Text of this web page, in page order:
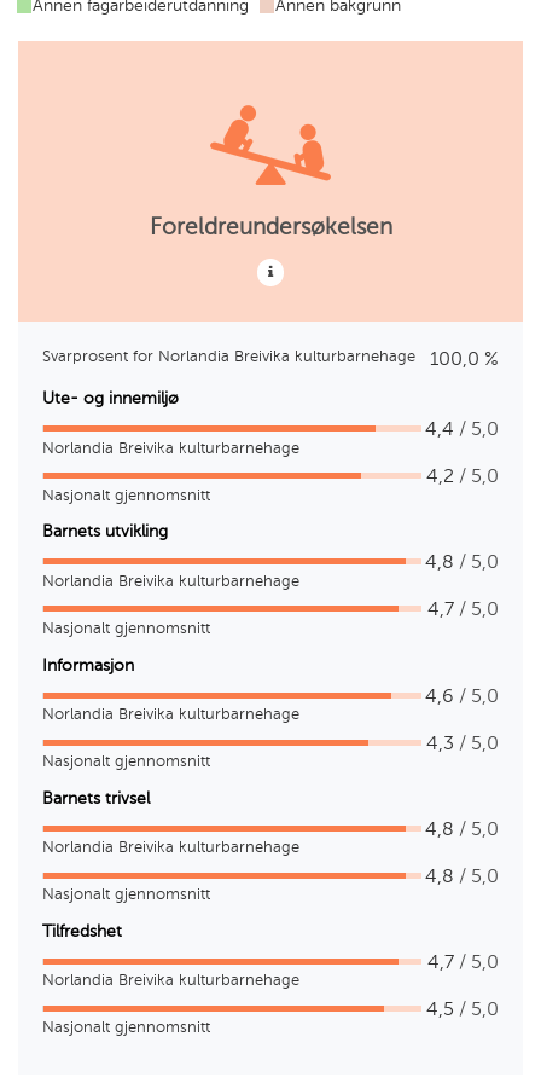
Annen fagarbeiderutdanning
Annen bakgrunn
Foreldreundersøkelsen
Svarprosent for Norlandia Breivika kulturbarnehage 100,0 %
Ute- og innemiljø
4,4 / 5,0
Norlandia Breivika kulturbarnehage
4,2 / 5,0
Nasjonalt gjennomsnitt
Barnets utvikling
4,8 / 5,0
Norlandia Breivika kulturbarnehage
4,7 / 5,0
Nasjonalt gjennomsnitt
Informasjon
4,6 / 5,0
Norlandia Breivika kulturbarnehage
4,3 / 5,0
Nasjonalt gjennomsnitt
Barnets trivsel
4,8 / 5,0
Norlandia Breivika kulturbarnehage
4,8 / 5,0
Nasjonalt gjennomsnitt
Tilfredshet
4,7 / 5,0
Norlandia Breivika kulturbarnehage
4,5 / 5,0
Nasjonalt gjennomsnitt